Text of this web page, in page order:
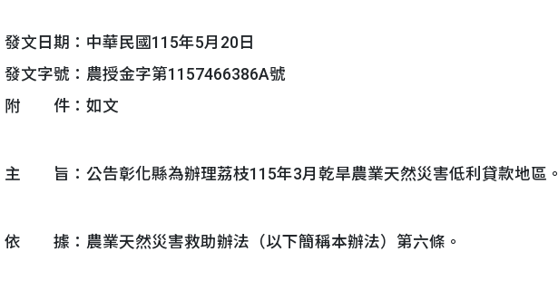
發文日期：中華民國115年5月20日
發文字號：農授金字第1157466386A號
附 件：如文
主 旨：公告彰化縣為辦理荔枝115年3月乾旱農業天然災害低利貸款地區。
依 據：農業天然災害救助辦法（以下簡稱本辦法）第六條。